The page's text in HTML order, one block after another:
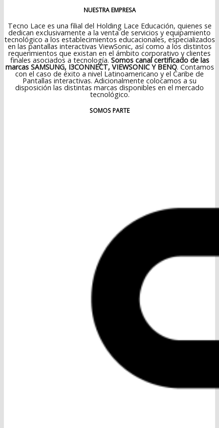
NUESTRA EMPRESA
Tecno Lace es una filial del Holding Lace Educación, quienes se
dedican exclusivamente a la venta de servicios y equipamiento
tecnológico a los establecimientos educacionales, especializados
en las pantallas interactivas ViewSonic, así como a los distintos
requerimientos que existan en el ámbito corporativo y clientes
finales asociados a tecnología. Somos canal certificado de las
marcas SAMSUNG, I3CONNECT, VIEWSONIC Y BENQ. Contamos
con el caso de éxito a nivel Latinoamericano y el Caribe de
Pantallas interactivas. Adicionalmente colocamos a su
disposición las distintas marcas disponibles en el mercado
tecnológico.
SOMOS PARTE